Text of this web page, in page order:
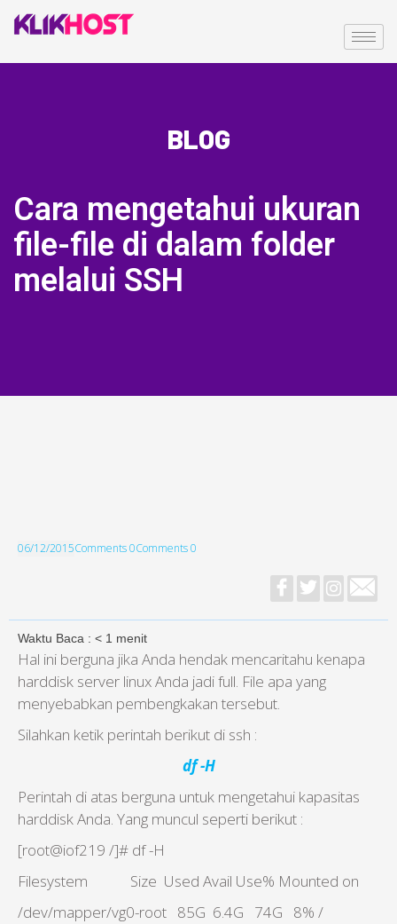
BLOG
Cara mengetahui ukuran
file-file di dalam folder
melalui SSH
06/12/2015Comments 0Comments 0
Waktu Baca : < 1 menit
Hal ini berguna jika Anda hendak mencaritahu kenapa
harddisk server linux Anda jadi full. File apa yang
menyebabkan pembengkakan tersebut.
Silahkan ketik perintah berikut di ssh :
df -H
Perintah di atas berguna untuk mengetahui kapasitas
harddisk Anda. Yang muncul seperti berikut :
[root@iof219 /]# df -H
Filesystem Size Used Avail Use% Mounted on
/dev/mapper/vg0-root 85G 6.4G 74G 8% /